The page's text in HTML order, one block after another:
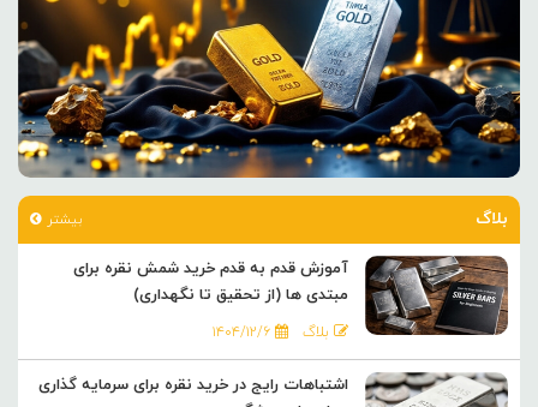
بلاگ بیشتر
آموزش قدم به قدم خرید شمش نقره برای
مبتدی ها (از تحقیق تا نگهداری)
بلاگ ۱۴۰۴/۱۲/۶
اشتباهات رایج در خرید نقره برای سرمایه گذاری